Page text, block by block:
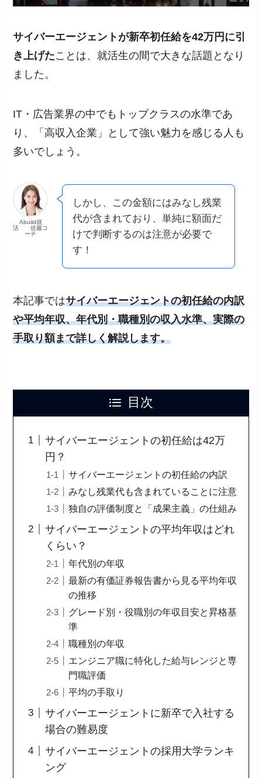
サイバーエージェントが新卒初任給を42万円に引
き上げたことは、就活生の間で大きな話題となり
ました。
IT・広告業界の中でもトップクラスの水準であ
り、「高収入企業」として強い魅力を感じる人も
多いでしょう。
Abuild就
活 佐藤コ
ーチ
しかし、この金額にはみなし残業
代が含まれており、単純に額面だ
けで判断するのは注意が必要で
す！
本記事ではサイバーエージェントの初任給の内訳
や平均年収、年代別・職種別の収入水準、実際の
手取り額まで詳しく解説します。
目次
サイバーエージェントの初任給は42万
円？
サイバーエージェントの初任給の内訳
みなし残業代も含まれていることに注意
独自の評価制度と「成果主義」の仕組み
サイバーエージェントの平均年収はどれ
くらい？
年代別の年収
最新の有価証券報告書から見る平均年収
の推移
グレード別・役職別の年収目安と昇格基
準
職種別の年収
エンジニア職に特化した給与レンジと専
門職評価
平均の手取り
サイバーエージェントに新卒で入社する
場合の難易度
サイバーエージェントの採用大学ランキ
ング